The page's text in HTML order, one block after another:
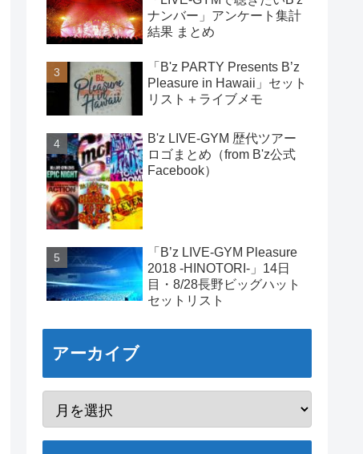
ナンバー」アンケート集計
結果 まとめ
「B'z PARTY Presents B’z
Pleasure in Hawaii」セット
リスト＋ライブメモ
B'z LIVE-GYM 歴代ツアー
ロゴまとめ（from B'z公式
Facebook）
「B’z LIVE-GYM Pleasure
2018 -HINOTORI-」14日
目・8/28長野ビッグハット
セットリスト
アーカイブ